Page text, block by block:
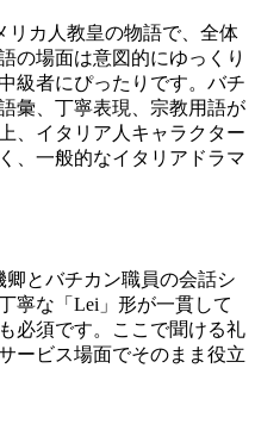
リカ人教皇の物語で、全体
の場面は意図的にゆっくり
級者にぴったりです。バチ
彙、丁寧表現、宗教用語が
、イタリア人キャラクター
、一般的なイタリアドラマ
卿とバチカン職員の会話シ
寧な「Lei」形が一貫して
必須です。ここで聞ける礼
ービス場面でそのまま役立